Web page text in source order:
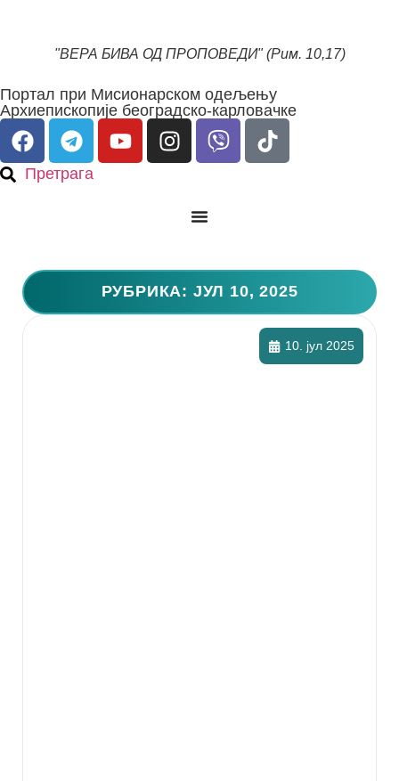
"ВЕРА БИВА ОД ПРОПОВЕДИ" (Рим. 10,17)
Портал при Мисионарском одељењу
Архиепископије београдско-карловачке
Претрага
РУБРИКА: ЈУЛ 10, 2025
10. јул 2025